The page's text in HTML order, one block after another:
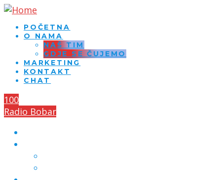
POČETNA
O NAMA
NAŠ TIM
GDJE SE ČUJEMO
MARKETING
KONTAKT
CHAT
100
Radio Bobar